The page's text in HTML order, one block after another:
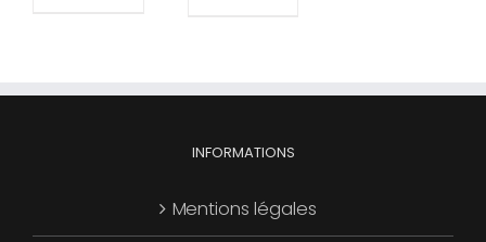
INFORMATIONS
Mentions légales